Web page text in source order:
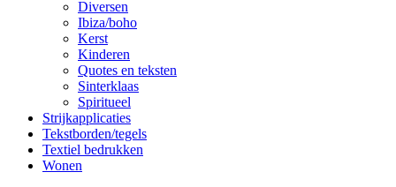
Diversen
Ibiza/boho
Kerst
Kinderen
Quotes en teksten
Sinterklaas
Spiritueel
Strijkapplicaties
Tekstborden/tegels
Textiel bedrukken
Wonen